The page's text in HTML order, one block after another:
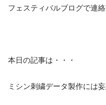
フェスティバルブログで連
本日の記事は・・・
ミシン刺繍データ製作には